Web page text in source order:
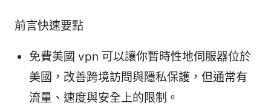
前言快速要點
免費美國 vpn 可以讓你暫時性地伺服器位於
美國，改善跨境訪問與隱私保護，但通常有
流量、速度與安全上的限制。